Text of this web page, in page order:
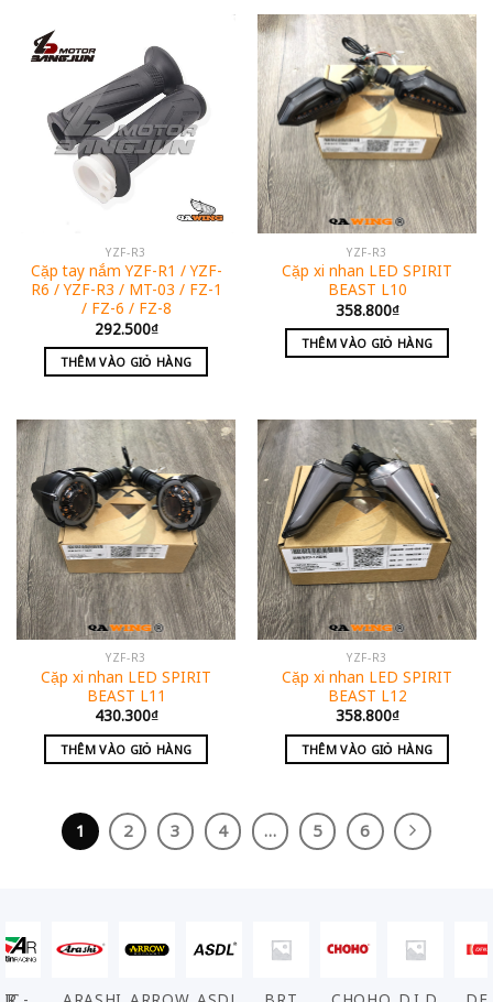
YZF-R3
Cặp tay nắm YZF-R1 / YZF-
R6 / YZF-R3 / MT-03 / FZ-1
/ FZ-6 / FZ-8
292.500₫
THÊM VÀO GIỎ HÀNG
YZF-R3
Cặp xi nhan LED SPIRIT
BEAST L10
358.800₫
THÊM VÀO GIỎ HÀNG
YZF-R3
Cặp xi nhan LED SPIRIT
BEAST L11
430.300₫
THÊM VÀO GIỎ HÀNG
YZF-R3
Cặp xi nhan LED SPIRIT
BEAST L12
358.800₫
THÊM VÀO GIỎ HÀNG
1 2 3 4 … 5 6